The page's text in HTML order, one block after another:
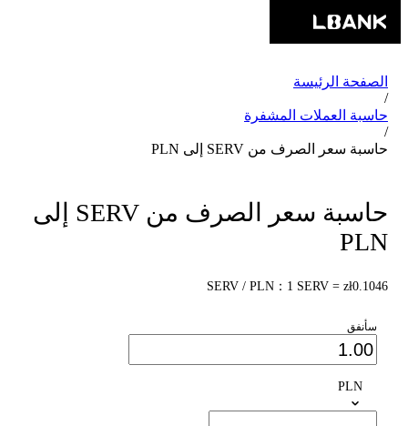
الصفحة الرئيسة
/
حاسبة العملات المشفرة
/
حاسبة سعر الصرف من SERV إلى PLN
حاسبة سعر الصرف من SERV إلى
PLN
SERV / PLN：1 SERV = zł0.1046
سأنفق
PLN